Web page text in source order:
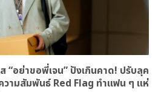
“อย่าขอพี่เจน” ปังเกินคาด! ปรับลุค
วามสัมพันธ์ Red Flag ทำแฟน ๆ แห่